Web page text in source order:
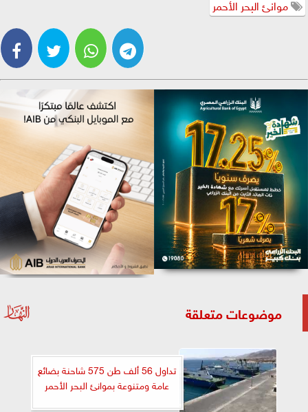
موانئ البحر الأحمر
موضوعات متعلقة
تداول 56 ألف طن 575 شاحنة بضائع
عامة ومتنوعة بموانئ البحر الأحمر